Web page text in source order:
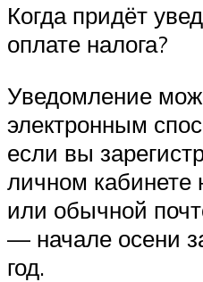
Когда придёт
оплате налога?
Уведомление
электронным
если вы
личном
или обычной
— начале осени
год.